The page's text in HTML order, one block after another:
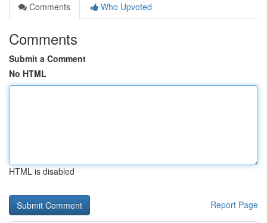
Comments
Who Upvoted
Comments
Submit a Comment
No HTML
HTML is disabled
Report Page